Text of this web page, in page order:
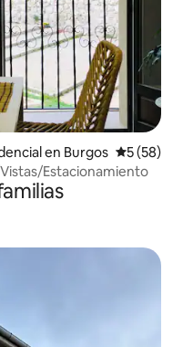
en Burgos
5 (58)
Estacionamiento
destacados